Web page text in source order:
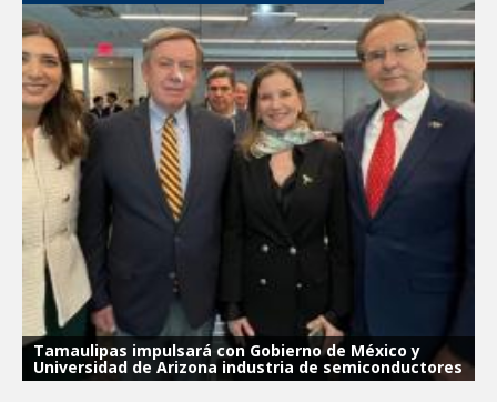
Tamaulipas impulsará con Gobierno de México y
Universidad de Arizona industria de semiconductores